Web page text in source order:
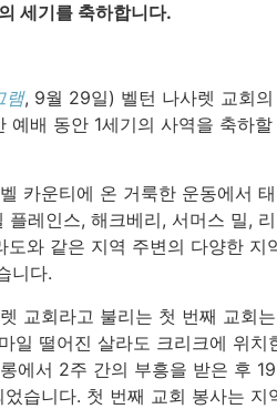
세기를 축하합니다.
램, 9월 29일) 벨턴 나사렛 교회
예배 동안 1세기의 사역을 축하할
카운티에 온 거룩한 운동에서
플레인스, 해크베리, 서머스 밀,
도와 같은 지역 주변의 다양한 지
니다.
교회라고 불리는 첫 번째 교회
일 떨어진 살라도 크리크에 위치
에서 2주 간의 부흥을 받은 후
습니다. 첫 번째 교회 봉사는 지